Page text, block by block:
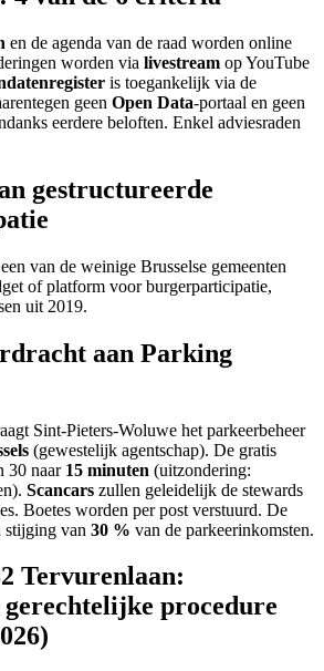
en de agenda van de raad worden online
worden via livestream op YouTube
is toegankelijk via de
geen Open Data-portaal en geen
eerdere beloften. Enkel adviesraden
gestructureerde
van de weinige Brusselse gemeenten
of platform voor burgerparticipatie,
uit 2019.
aan Parking
Sint-Pieters-Woluwe het parkeerbeheer
(gewestelijk agentschap). De gratis
30 naar 15 minuten (uitzondering:
Scancars zullen geleidelijk de stewards
Boetes worden per post verstuurd. De
stijging van 30 % van de parkeerinkomsten.
Tervurenlaan:
gerechtelijke procedure